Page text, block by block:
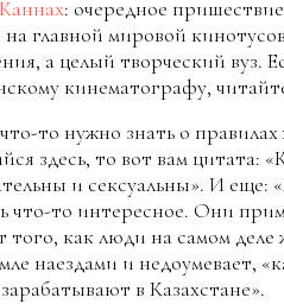
: очередное
на главной мировой
а целый творческий вуз.
кинематографу,
то нужно знать о
здесь, то вот вам цитата:
и сексуальны». И еще:
что-то интересное. Они
того, как люди на самом
наездами и недоумевает,
в Казахстане».